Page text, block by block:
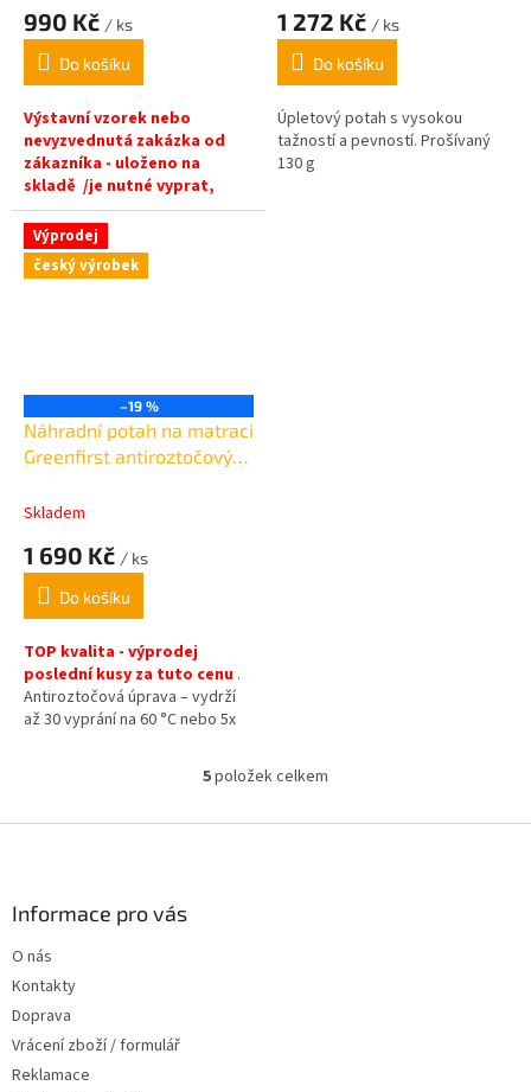
990 Kč / ks
Do košíku
Výstavní vzorek nebo
nevyzvednutá zakázka od
zákazníka - uloženo na
skladě /je nutné vyprat,
možné zašpinění - pouze 1ks
.Kvalitní úpletový potah s
vysokou absorpcí
vlhkosti, Celková gramáž
1 272 Kč / ks
Do košíku
Úpletový potah s vysokou
tažností a pevností. Prošívaný
130 g
Výprodej
český výrobek
–19 %
Náhradní potah na matraci
Greenfirst antiroztočový
Skladem
1 690 Kč / ks
Do košíku
TOP kvalita - výprodej
poslední kusy za tuto cenu .
Antiroztočová úprava – vydrží
až 30 vyprání na 60 °C nebo 5x
celková gramáž 385 g/m
O
l
5položek celkem
Informace pro vás
O nás
Kontakty
Doprava
Vrácení zboží / formulář
Reklamace